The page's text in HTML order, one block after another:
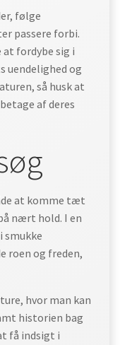
følge
passere forbi.
fordybe sig i
uendelighed og
så husk at
af deres
at komme tæt
nært hold. I en
smukke
roen og freden,
hvor man kan
historien bag
få indsigt i